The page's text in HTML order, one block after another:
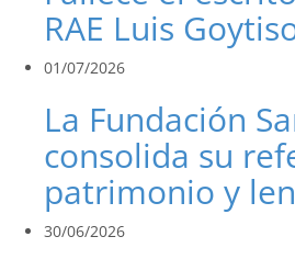
RAE Luis
01/07/2026
La Fundación
consolida su
patrimonio y
30/06/2026